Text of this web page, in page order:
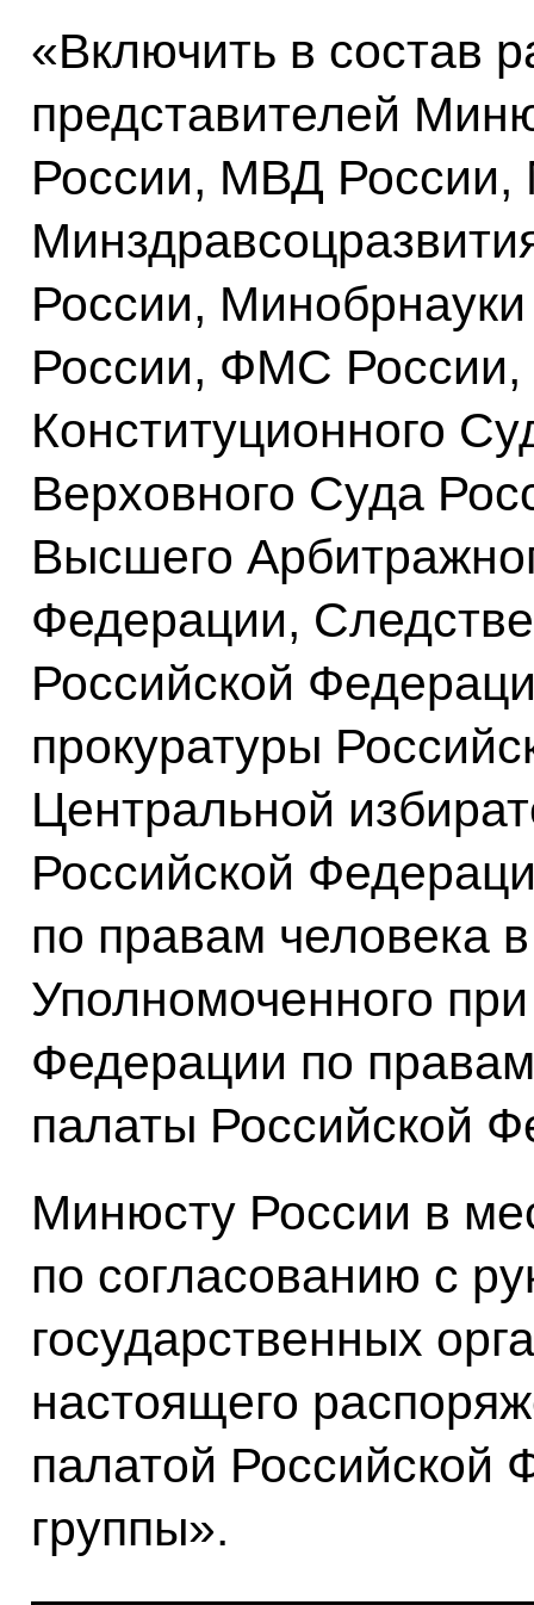
«Включить в состав
представителей
России, МВД
России,
России, ФМС
Конституционного
Верховного Суда
Высшего
Федерации,
Российской
прокуратуры
Центральной
Российской
по правам человека
Уполномоченного
Федерации по
палаты Российской
Минюсту России в
по согласованию с
государственных
настоящего
палатой Российской
группы».